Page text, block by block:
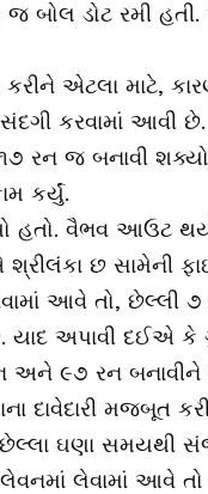
બોલ ડોટ રમી
એટલા માટે,
કરવામાં આવી
રન જ બનાવી
કર્યું.
વૈભવ આઉટ થયો
છ સામેની
આવે તો, છેલ્લી
યાદ અપાવી દઈએ
અને ૯૭ રન
દાવેદારી મજબૂત
ઘણા સમયથી
લેવામાં આવે